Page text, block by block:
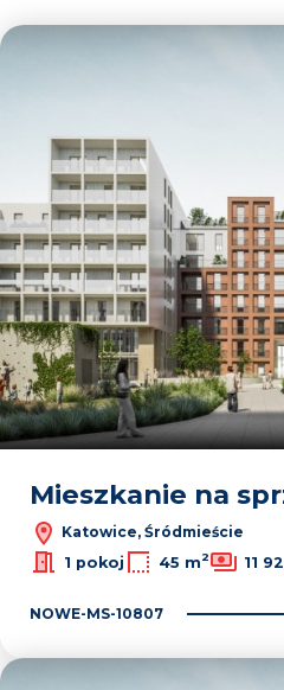
Leaflet|©
Mieszkanie na
Katowice, Śródmieście
1 pokoj
45 m2 11
NOWE-MS-10807